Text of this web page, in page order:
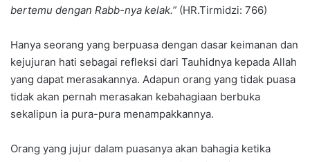
bertemu dengan Rabb-nya kelak.” (HR.Tirmidzi: 766)
Hanya seorang yang berpuasa dengan dasar keimanan dan
kejujuran hati sebagai refleksi dari Tauhidnya kepada Allah
yang dapat merasakannya. Adapun orang yang tidak puasa
tidak akan pernah merasakan kebahagiaan berbuka
sekalipun ia pura-pura menampakkannya.
Orang yang jujur dalam puasanya akan bahagia ketika